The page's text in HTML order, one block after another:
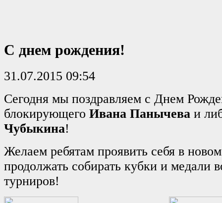
С днем рождения!
31.07.2015 09:54
Сегодня мы поздравляем с Днем
блокирующего Ивана Панычева и
Чубыкина!
Желаем ребятам проявить себя в
продолжать собирать кубки и медали
турниров!